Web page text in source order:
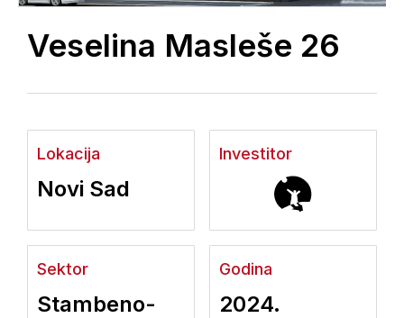
Veselina Masleše 26
Lokacija
Novi Sad
Investitor
Sektor
Stambeno-
Godina
2024.